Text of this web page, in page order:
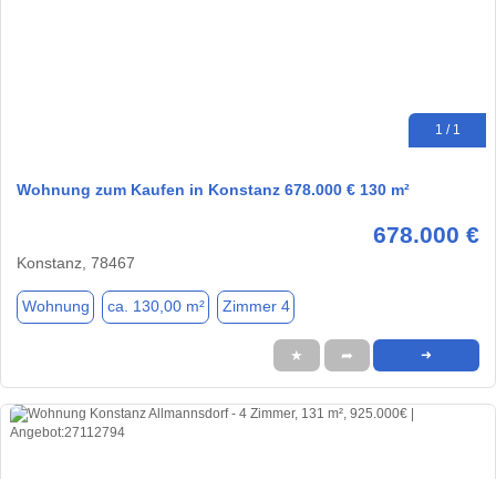
1 / 1
Wohnung zum Kaufen in Konstanz 678.000 € 130 m²
678.000 €
Konstanz, 78467
Wohnung ca. 130,00 m² Zimmer 4
★ ➦ ➜